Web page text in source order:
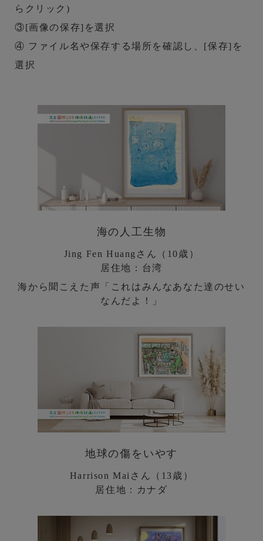
らクリック)
③[画像の保存]を選択
④ ファイル名や保存する場所を確認し、[保存]を
選択
海の人工生物
Jing Fen Huangさん（10歳）
居住地：台湾
海から聞こえた声「これはみんなあなた達のせい
なんだよ！」
地球の傷をいやす
Harrison Maiさん（13歳）
居住地：カナダ